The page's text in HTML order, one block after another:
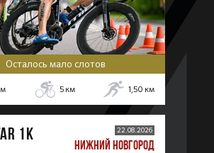
Осталось мало слотов
5 км 1,50 км
1K 22.08.2026
НИЖНИЙ НОВГОРОД